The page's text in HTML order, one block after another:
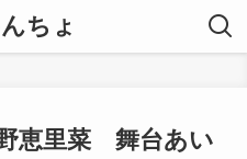
ちょ
恵里菜 舞台あい